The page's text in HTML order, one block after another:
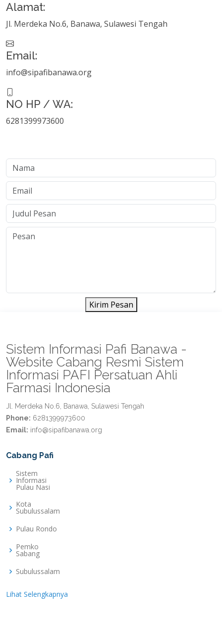
Alamat:
Jl. Merdeka No.6, Banawa, Sulawesi Tengah
Email:
info@sipafibanawa.org
NO HP / WA:
6281399973600
Kirim Pesan
Sistem Informasi Pafi Banawa -
Website Cabang Resmi Sistem
Informasi PAFI Persatuan Ahli
Farmasi Indonesia
Jl. Merdeka No.6, Banawa, Sulawesi Tengah
Phone: 6281399973600
Email: info@sipafibanawa.org
Cabang Pafi
Sistem
Informasi
Pulau Nasi
Kota
Subulussalam
Pulau Rondo
Pemko
Sabang
Subulussalam
Lihat Selengkapnya